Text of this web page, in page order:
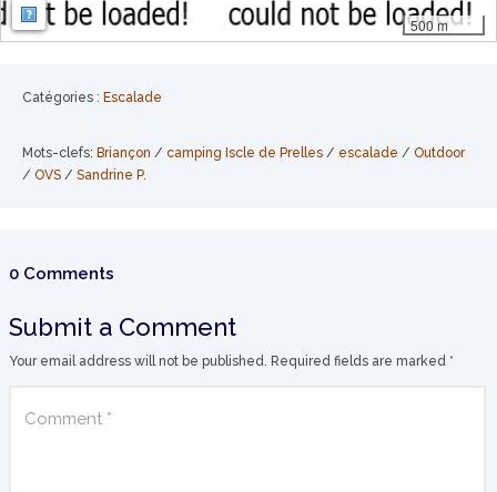
Map: Map: ©OpenStreetMap contributors SRTM | Map style:
500 m
Catégories : Escalade
Mots-clefs: Briançon / camping Iscle de Prelles / escalade / Outdoor
/ OVS / Sandrine P.
0 Comments
Submit a Comment
Your email address will not be published. Required fields are marked *